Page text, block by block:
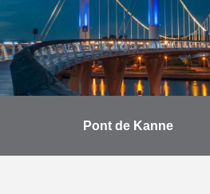
En savoir plus
Pont de Kanne